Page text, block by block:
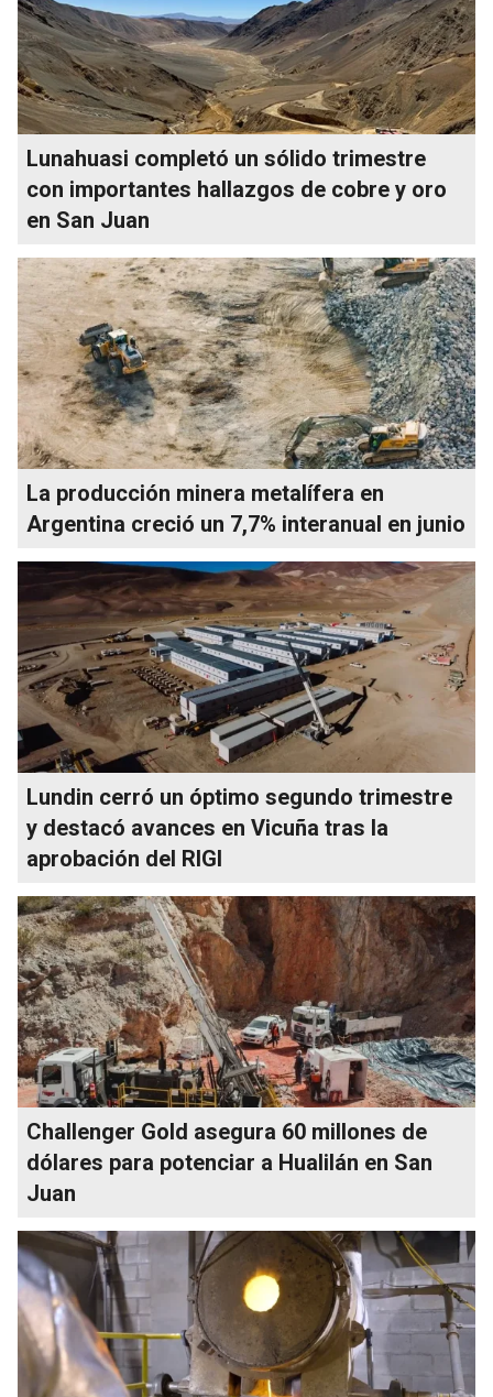
Lunahuasi completó un sólido trimestre
con importantes hallazgos de cobre y oro
en San Juan
La producción minera metalífera en
Argentina creció un 7,7% interanual en junio
Lundin cerró un óptimo segundo trimestre
y destacó avances en Vicuña tras la
aprobación del RIGI
Challenger Gold asegura 60 millones de
dólares para potenciar a Hualilán en San
Juan